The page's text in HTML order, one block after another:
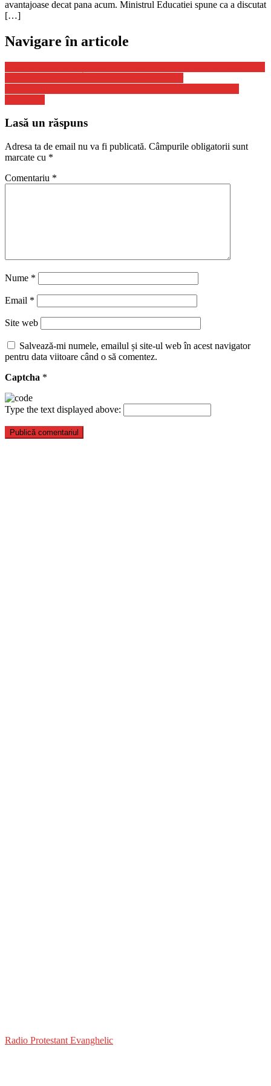
avantajoase decat pana acum. Ministrul Educatiei spune ca a discutat
[…]
Navigare în articole
Lasă un răspuns
Adresa ta de email nu va fi publicată. Câmpurile obligatorii sunt
marcate cu *
Comentariu *
Nume *
Email *
Site web
Salvează-mi numele, emailul și site-ul web în acest navigator
pentru data viitoare când o să comentez.
Captcha *
Type the text displayed above:
Radio Protestant Evanghelic